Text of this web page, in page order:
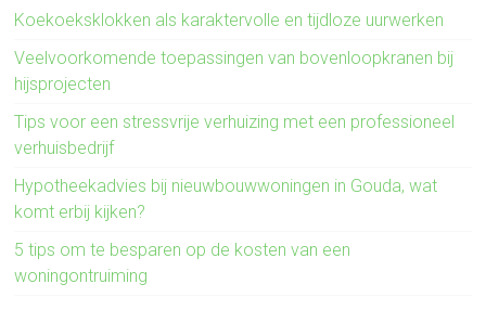
Koekoeksklokken als karaktervolle en tijdloze uurwerken
Veelvoorkomende toepassingen van bovenloopkranen bij
hijsprojecten
Tips voor een stressvrije verhuizing met een professioneel
verhuisbedrijf
Hypotheekadvies bij nieuwbouwwoningen in Gouda, wat
komt erbij kijken?
5 tips om te besparen op de kosten van een
woningontruiming